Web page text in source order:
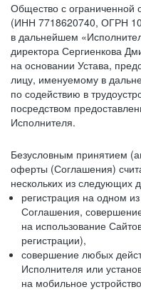
Общество с ограниченной
(ИНН 7718620740, ОГРН
в дальнейшем
директора Сергиенкова
на основании Устава,
лицу, именуемому в
по содействию в
посредством
Исполнителя.
Безусловным принятием
оферты (Соглашения)
нескольких из следующих
регистрация на одном
Соглашения,
на использование
регистрации),
совершение любых
Исполнителя или
на мобильное